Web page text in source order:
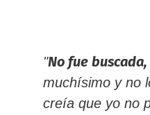
"No fue
muchísimo y no
creía que yo no